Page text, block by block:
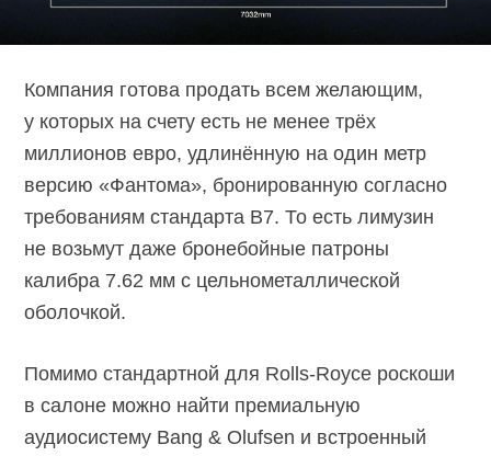
Компания готова продать всем желающим,
у которых на счету есть не менее трёх
миллионов евро, удлинённую на один метр
версию «Фантома», бронированную согласно
требованиям стандарта B7. То есть лимузин
не возьмут даже бронебойные патроны
калибра 7.62 мм с цельнометаллической
оболочкой.
Помимо стандартной для Rolls-Royce роскоши
в салоне можно найти премиальную
аудиосистему Bang & Olufsen и встроенный